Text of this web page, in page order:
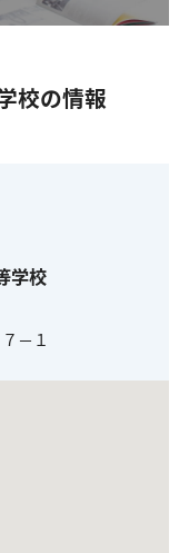
校の情報
学校
－１